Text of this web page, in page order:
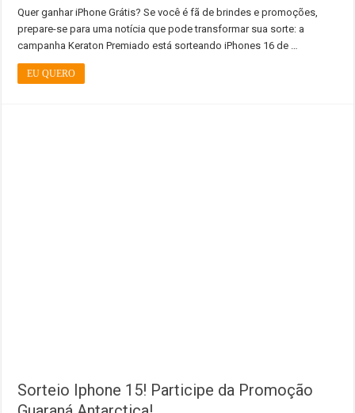
Quer ganhar iPhone Grátis? Se você é fã de brindes e promoções,
prepare-se para uma notícia que pode transformar sua sorte: a
campanha Keraton Premiado está sorteando iPhones 16 de …
EU QUERO
Sorteio Iphone 15! Participe da Promoção